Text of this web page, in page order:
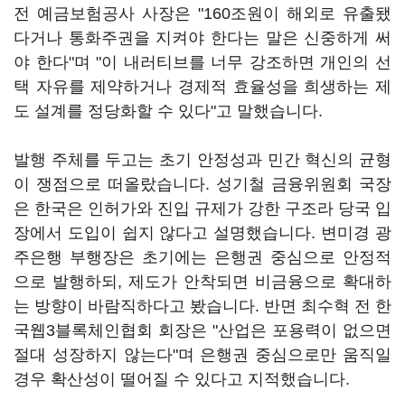
전 예금보험공사 사장은 "160조원이 해외로 유출됐
다거나 통화주권을 지켜야 한다는 말은 신중하게 써
야 한다"며 "이 내러티브를 너무 강조하면 개인의 선
택 자유를 제약하거나 경제적 효율성을 희생하는 제
도 설계를 정당화할 수 있다"고 말했습니다.
발행 주체를 두고는 초기 안정성과 민간 혁신의 균형
이 쟁점으로 떠올랐습니다. 성기철 금융위원회 국장
은 한국은 인허가와 진입 규제가 강한 구조라 당국 입
장에서 도입이 쉽지 않다고 설명했습니다. 변미경 광
주은행 부행장은 초기에는 은행권 중심으로 안정적
으로 발행하되, 제도가 안착되면 비금융으로 확대하
는 방향이 바람직하다고 봤습니다. 반면 최수혁 전 한
국웹3블록체인협회 회장은 "산업은 포용력이 없으면
절대 성장하지 않는다"며 은행권 중심으로만 움직일
경우 확산성이 떨어질 수 있다고 지적했습니다.